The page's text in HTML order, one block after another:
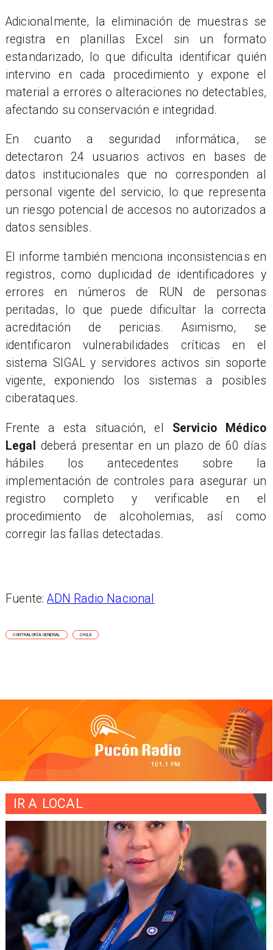
Adicionalmente, la eliminación de muestras se
registra en planillas Excel sin un formato
estandarizado, lo que dificulta identificar quién
intervino en cada procedimiento y expone el
material a errores o alteraciones no detectables,
afectando su conservación e integridad.
En cuanto a seguridad informática, se
detectaron 24 usuarios activos en bases de
datos institucionales que no corresponden al
personal vigente del servicio, lo que representa
un riesgo potencial de accesos no autorizados a
datos sensibles.
El informe también menciona inconsistencias en
registros, como duplicidad de identificadores y
errores en números de RUN de personas
peritadas, lo que puede dificultar la correcta
acreditación de pericias. Asimismo, se
identificaron vulnerabilidades críticas en el
sistema SIGAL y servidores activos sin soporte
vigente, exponiendo los sistemas a posibles
ciberataques.
Frente a esta situación, el Servicio Médico
Legal
deberá presentar en un plazo de 60 días
hábiles los antecedentes sobre la
implementación de controles para asegurar un
registro completo y verificable en el
procedimiento de alcoholemias, así como
corregir las fallas detectadas.
Fuente:ADN Radio Nacional
CONTRALORÍA GENERAL CHILE
IR A LOCAL